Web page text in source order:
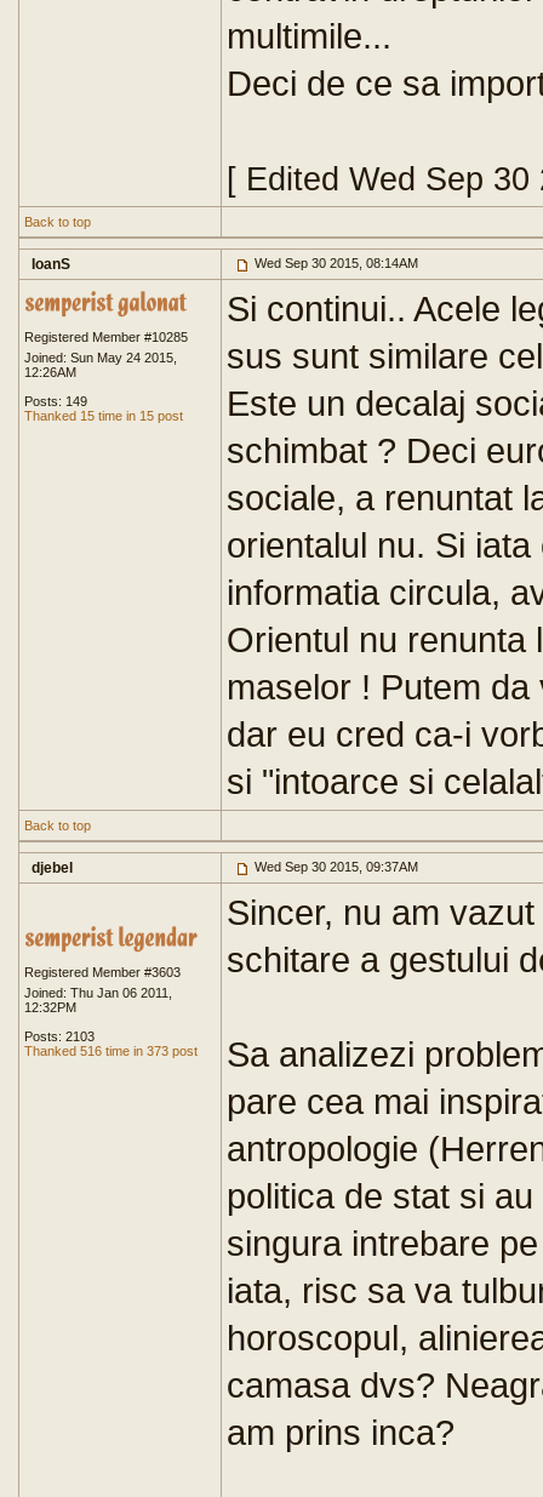
multimile...
Deci de ce sa
[ Edited Wed Sep
Back to top
IoanS Wed Sep 30 2015, 08:14AM
Registered Member #10285
Joined: Sun May 24 2015,
12:26AM
Posts: 149
Thanked 15 time in 15 post
Si continui.. Acele
sus sunt similare
Este un decalaj
schimbat ? Deci
sociale, a renuntat
orientalul nu. Si
informatia circula,
Orientul nu renunta
maselor ! Putem
dar eu cred ca-i
si "intoarce si
Back to top
djebel Wed Sep 30 2015, 09:37AM
Registered Member #3603
Joined: Thu Jan 06 2011,
12:32PM
Posts: 2103
Thanked 516 time in 373 post
Sincer, nu am
schitare a gestului
Sa analizezi
pare cea mai
antropologie
politica de stat si
singura intrebare
iata, risc sa va
horoscopul,
camasa dvs?
am prins inca?